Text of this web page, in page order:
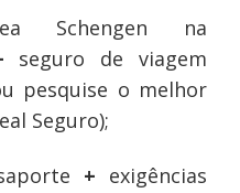
Schengen na
seguro de viagem
pesquise o melhor
Seguro);
+ exigências